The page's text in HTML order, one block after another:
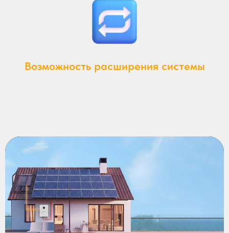
Возможность расширения системы